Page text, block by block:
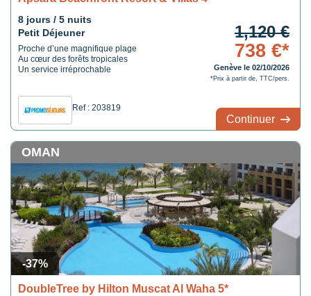
8 jours / 5 nuits
Petit Déjeuner
Proche d’une magnifique plage
Au cœur des forêts tropicales
Un service irréprochable
Ref : 203819
1,120 €
738 €*
Genève le 02/10/2026
*Prix à partir de, TTC/pers.
Continuer
-37%
OMAN
DoubleTree by Hilton Muscat Al Waha 5*